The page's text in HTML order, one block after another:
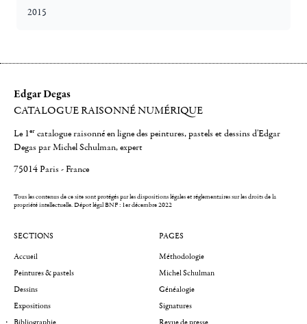
2015
Edgar Degas
CATALOGUE RAISONNÉ NUMÉRIQUE
Le 1er catalogue raisonné en ligne des peintures, pastels et dessins d'Edgar
Degas par Michel Schulman, expert
75014 Paris - France
Tous les contenus de ce site sont protégés par les dispositions légales et réglementaires sur les droits de la
propriété intellectuelle.Dépot légal BNF : 1er décembre 2022
SECTIONS
Accueil
Peintures & pastels
Dessins
Expositions
PAGES
Méthodologie
Michel Schulman
Généalogie
Signatures